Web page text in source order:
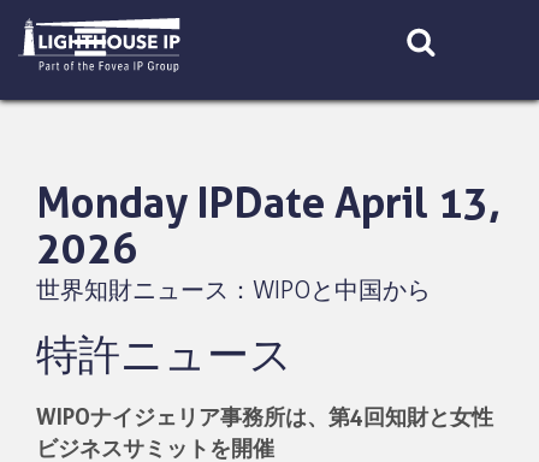
content
Monday IPDate April 13,
2026
世界知財ニュース：WIPOと中国から
特許ニュース
WIPOナイジェリア事務所は、第4回知財と女性
ビジネスサミットを開催